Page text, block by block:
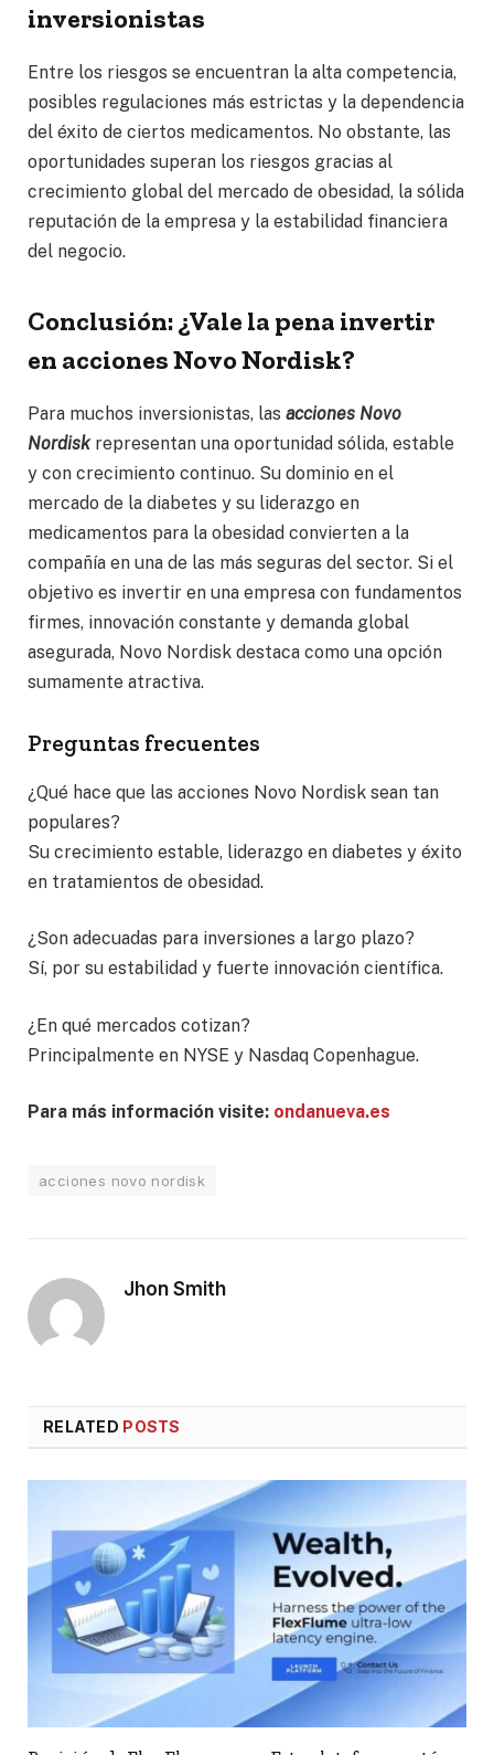
inversionistas
Entre los riesgos se encuentran la alta competencia,
posibles regulaciones más estrictas y la dependencia
del éxito de ciertos medicamentos. No obstante, las
oportunidades superan los riesgos gracias al
crecimiento global del mercado de obesidad, la sólida
reputación de la empresa y la estabilidad financiera
del negocio.
Conclusión: ¿Vale la pena invertir
en acciones Novo Nordisk?
Para muchos inversionistas, las acciones Novo
Nordiskrepresentan una oportunidad sólida, estable
y con crecimiento continuo. Su dominio en el
mercado de la diabetes y su liderazgo en
medicamentos para la obesidad convierten a la
compañía en una de las más seguras del sector. Si el
objetivo es invertir en una empresa con fundamentos
firmes, innovación constante y demanda global
asegurada, Novo Nordisk destaca como una opción
sumamente atractiva.
Preguntas frecuentes
¿Qué hace que las acciones Novo Nordisk sean tan
populares?
Su crecimiento estable, liderazgo en diabetes y éxito
en tratamientos de obesidad.
¿Son adecuadas para inversiones a largo plazo?
Sí, por su estabilidad y fuerte innovación científica.
¿En qué mercados cotizan?
Principalmente en NYSE y Nasdaq Copenhague.
Para más información visite: ondanueva.es
acciones novo nordisk
Jhon Smith
RELATED POSTS